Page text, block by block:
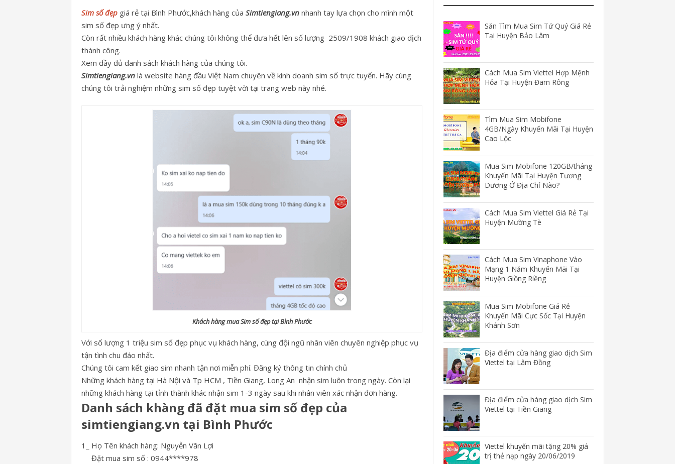
Sim số đẹp giá rẻ tại Bình Phước,khách hàng của Simtiengiang.vn nhanh tay lựa chọn cho mình một
sim số đẹp ưng ý nhất.
Còn rất nhiều khách hàng khác chúng tôi không thể đưa hết lên số lượng 2509/1908 khách giao dịch
thành công.
Xem đầy đủ danh sách khách hàng của chúng tôi.
Simtiengiang.vn là website hàng đầu Việt Nam chuyên về kinh doanh sim số trực tuyến. Hãy cùng
chúng tôi trải nghiệm những sim số đẹp tuyệt vời tại trang web này nhé.
Khách hàng mua Sim số đẹp tại Bình Phước
Với số lượng 1 triệu sim số đẹp phục vụ khách hàng, cùng đội ngũ nhân viên chuyên nghiệp phục vụ
tận tình chu đáo nhất.
Chúng tôi cam kết giao sim nhanh tận nơi miễn phí. Đăng ký thông tin chính chủ
Những khách hàng tại Hà Nội và Tp HCM , Tiền Giang, Long An nhận sim luôn trong ngày. Còn lại
những khách hàng tại tỉnh thành khác nhận sim 1-3 ngày sau khi nhân viên xác nhận đơn hàng.
Danh sách khàng đã đặt mua sim số đẹp của
simtiengiang.vn tại Bình Phước
1_ Họ Tên khách hàng: Nguyễn Văn Lợi
Đặt mua sim số : 0944****978
Săn Tìm Mua Sim Tứ Quý Giá Rẻ
Tại Huyện Bảo Lâm
Cách Mua Sim Viettel Hợp Mệnh
Hỏa Tại Huyện Đam Rông
Tìm Mua Sim Mobifone
4GB/Ngày Khuyến Mãi Tại Huyện
Cao Lộc
Mua Sim Mobifone 120GB/tháng
Khuyến Mãi Tại Huyện Tương
Dương Ở Địa Chỉ Nào?
Cách Mua Sim Viettel Giá Rẻ Tại
Huyện Mường Tè
Cách Mua Sim Vinaphone Vào
Mạng 1 Năm Khuyến Mãi Tại
Huyện Giồng Riềng
Mua Sim Mobifone Giá Rẻ
Khuyến Mãi Cực Sốc Tại Huyện
Khánh Sơn
Địa điểm cửa hàng giao dịch Sim
Viettel tại Lâm Đồng
Địa điểm cửa hàng giao dịch Sim
Viettel tại Tiền Giang
Viettel khuyến mãi tặng 20% giá
trị thẻ nạp ngày 20/06/2019